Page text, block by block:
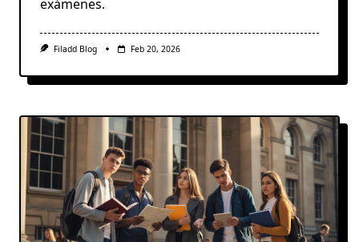
exámenes.
Filadd Blog Feb 20, 2026